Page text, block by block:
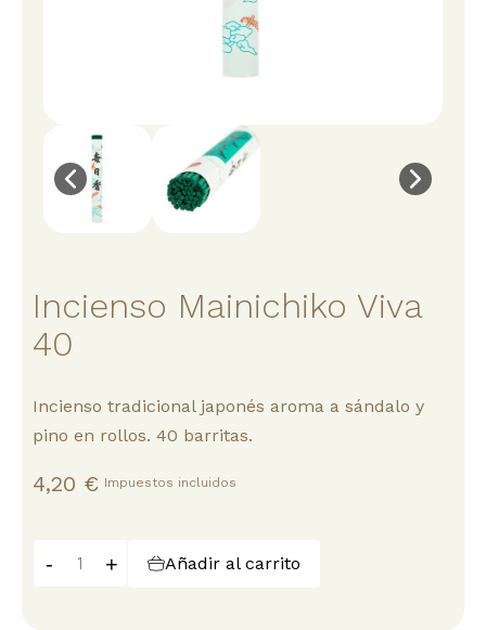
Incienso Mainichiko Viva
40
Incienso tradicional japonés aroma a sándalo y
pino en rollos. 40 barritas.
4,20 € Impuestos incluidos
- + Añadir al carrito